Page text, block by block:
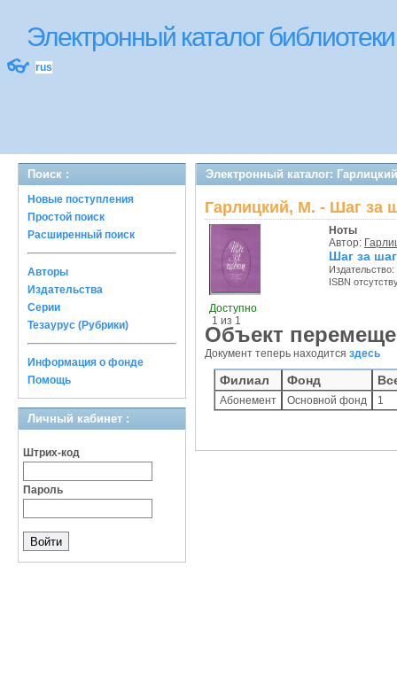
Электронный каталог
👓 rus
Поиск :
Новые поступления
Простой поиск
Расширенный поиск
Авторы
Издательства
Серии
Тезаурус (Рубрики)
Информация о фонде
Помощь
Личный кабинет :
Штрих-код
Пароль
Электронный каталог:
Гарлицкий, М. - Шаг за
Доступно
1 из 1
Ноты
Автор:
Шаг за
Издательство:
ISBN
Объект
Документ теперь находится здесь
Филиал Фонд
Абонемент Основной фонд 1